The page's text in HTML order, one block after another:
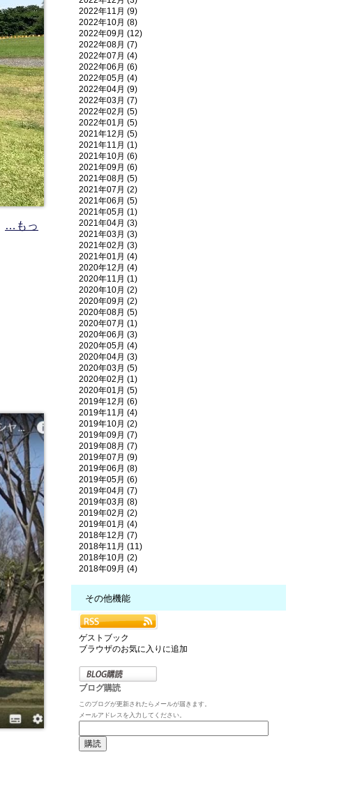
…もっ
2022年11月 (9)
2022年10月 (8)
2022年09月 (12)
2022年08月 (7)
2022年07月 (4)
2022年06月 (6)
2022年05月 (4)
2022年04月 (9)
2022年03月 (7)
2022年02月 (5)
2022年01月 (5)
2021年12月 (5)
2021年11月 (1)
2021年10月 (6)
2021年09月 (6)
2021年08月 (5)
2021年07月 (2)
2021年06月 (5)
2021年05月 (1)
2021年04月 (3)
2021年03月 (3)
2021年02月 (3)
2021年01月 (4)
2020年12月 (4)
2020年11月 (1)
2020年10月 (2)
2020年09月 (2)
2020年08月 (5)
2020年07月 (1)
2020年06月 (3)
2020年05月 (4)
2020年04月 (3)
2020年03月 (5)
2020年02月 (1)
2020年01月 (5)
2019年12月 (6)
2019年11月 (4)
2019年10月 (2)
2019年09月 (7)
2019年08月 (7)
2019年07月 (9)
2019年06月 (8)
2019年05月 (6)
2019年04月 (7)
2019年03月 (8)
2019年02月 (2)
2019年01月 (4)
2018年12月 (7)
2018年11月 (11)
2018年10月 (2)
2018年09月 (4)
その他機能
ゲストブック
ブラウザのお気に入りに追加
ブログ購読
このブログが更新されたらメールが届きます。
メールアドレスを入力してください。